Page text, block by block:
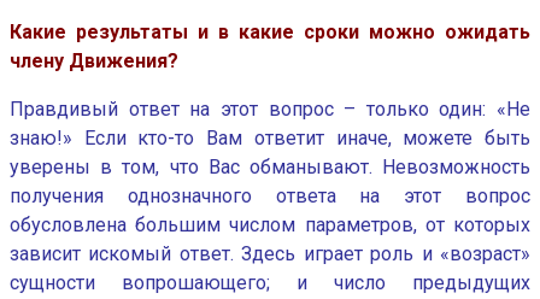
Какие результаты и в какие сроки можно ожидать
члену Движения?
Правдивый ответ на этот вопрос – только один: «Не
знаю!» Если кто-то Вам ответит иначе, можете быть
уверены в том, что Вас обманывают. Невозможность
получения однозначного ответа на этот вопрос
обусловлена большим числом параметров, от которых
зависит искомый ответ. Здесь играет роль и «возраст»
сущности вопрошающего; и число предыдущих